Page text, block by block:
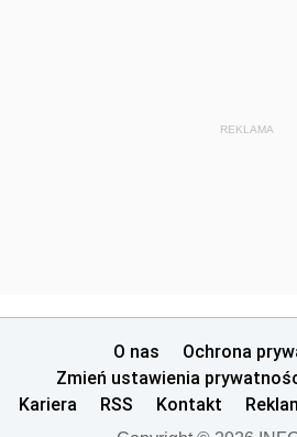
REKLAMA
O nas
Ochrona
Zmień ustawienia
Kariera
RSS Kontakt